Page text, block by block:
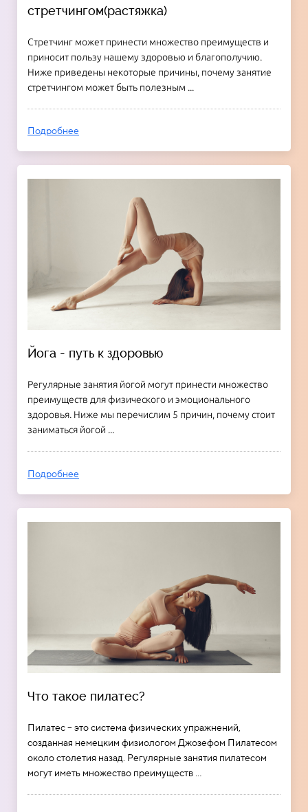
стретчингом(растяжка)
Стретчинг может принести множество преимуществ и
приносит пользу нашему здоровью и благополучию.
Ниже приведены некоторые причины, почему занятие
стретчингом может быть полезным ...
Подробнее
Йога - путь к здоровью
Регулярные занятия йогой могут принести множество
преимуществ для физического и эмоционального
здоровья. Ниже мы перечислим 5 причин, почему стоит
заниматься йогой ...
Подробнее
Что такое пилатес?
Пилатес – это система физических упражнений,
созданная немецким физиологом Джозефом Пилатесом
около столетия назад. Регулярные занятия пилатесом
могут иметь множество преимуществ ...